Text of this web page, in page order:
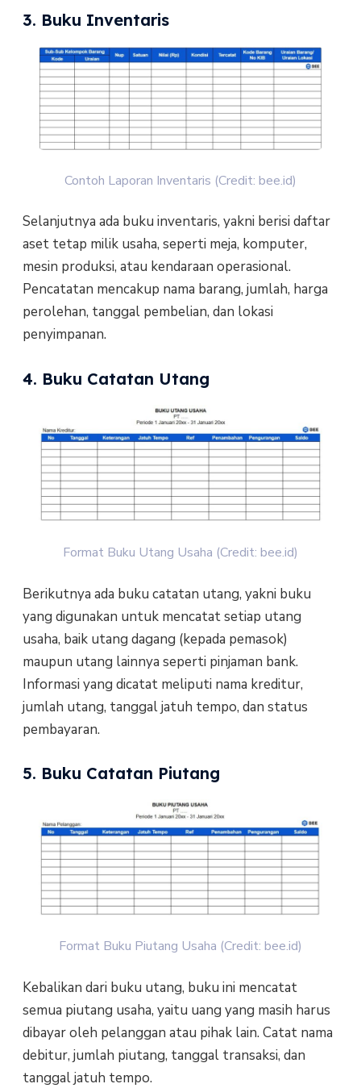
3. Buku Inventaris
Contoh Laporan Inventaris (Credit: bee.id)
Selanjutnya ada buku inventaris, yakni berisi daftar
aset tetap milik usaha, seperti meja, komputer,
mesin produksi, atau kendaraan operasional.
Pencatatan mencakup nama barang, jumlah, harga
perolehan, tanggal pembelian, dan lokasi
penyimpanan.
4. Buku Catatan Utang
Format Buku Utang Usaha (Credit: bee.id)
Berikutnya ada buku catatan utang, yakni buku
yang digunakan untuk mencatat setiap utang
usaha, baik utang dagang (kepada pemasok)
maupun utang lainnya seperti pinjaman bank.
Informasi yang dicatat meliputi nama kreditur,
jumlah utang, tanggal jatuh tempo, dan status
pembayaran.
5. Buku Catatan Piutang
Format Buku Piutang Usaha (Credit: bee.id)
Kebalikan dari buku utang, buku ini mencatat
semua piutang usaha, yaitu uang yang masih harus
dibayar oleh pelanggan atau pihak lain. Catat nama
debitur, jumlah piutang, tanggal transaksi, dan
tanggal jatuh tempo.